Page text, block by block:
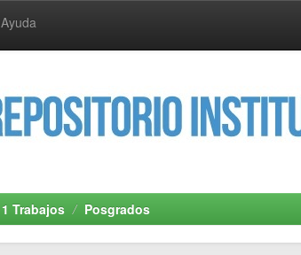
Ayuda
1 Trabajos Posgrados